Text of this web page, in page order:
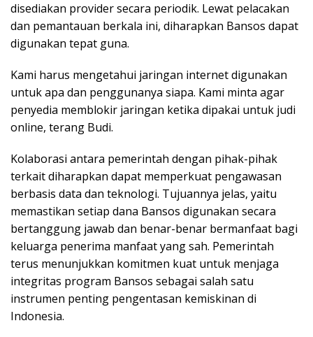
disediakan provider secara periodik. Lewat pelacakan
dan pemantauan berkala ini, diharapkan Bansos dapat
digunakan tepat guna.
Kami harus mengetahui jaringan internet digunakan
untuk apa dan penggunanya siapa. Kami minta agar
penyedia memblokir jaringan ketika dipakai untuk judi
online, terang Budi.
Kolaborasi antara pemerintah dengan pihak-pihak
terkait diharapkan dapat memperkuat pengawasan
berbasis data dan teknologi. Tujuannya jelas, yaitu
memastikan setiap dana Bansos digunakan secara
bertanggung jawab dan benar-benar bermanfaat bagi
keluarga penerima manfaat yang sah. Pemerintah
terus menunjukkan komitmen kuat untuk menjaga
integritas program Bansos sebagai salah satu
instrumen penting pengentasan kemiskinan di
Indonesia.